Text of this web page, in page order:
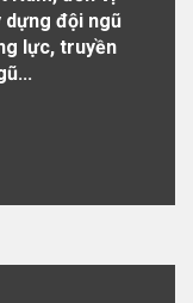
dựng đội ngũ
lực, truyền